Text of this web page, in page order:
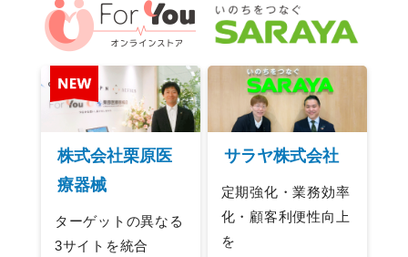
株式会社栗原医
療器械
ターゲットの異なる
3サイトを統合
サラヤ株式会社
定期強化・業務効率
化・顧客利便性向上
を